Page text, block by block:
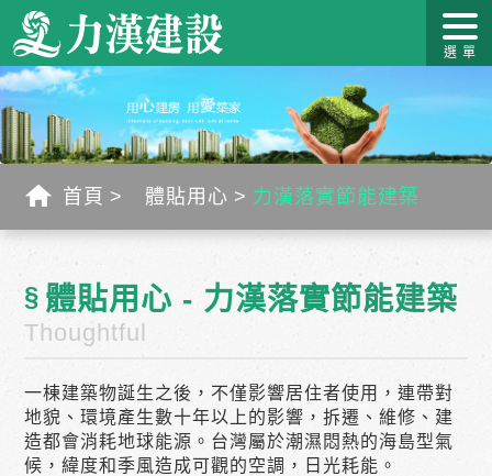
關於力
漢
最新消
息
作品介
紹
力漢學
堂
幸福工
藝
客戶服
首頁 體貼用心 力漢落實節能建築
§ 體貼用心 - 力漢落實節能建築
Thoughtful
一棟建築物誕生之後，不僅影響居住者使用，連帶對
地貌、環境產生數十年以上的影響，拆遷、維修、建
造都會消耗地球能源。台灣屬於潮濕悶熱的海島型氣
候，緯度和季風造成可觀的空調，日光耗能。